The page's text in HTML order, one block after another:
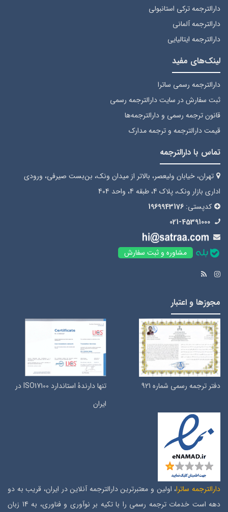
دارالترجمه ترکی استانبولی
دارالترجمه آلمانی
دارالترجمه ایتالیایی
لینک‌های مفید
دارالترجمه رسمی ساترا
ثبت سفارشدر سایت دارالترجمه رسمی
قانون ترجمه رسمی و دارالترجمه‌ها
قیمت دارالترجمه و ترجمه مدارک
تماس با دارالترجمه
تهران، خیابان ولیعصر، بالاتر از میدان ونک، بن‌بست صیرفی، ورودی
اداری بازار ونک، پلاک 4، طبقه 4، واحد 404
کدپستی: 1969943176
021-45391000
مشاوره و ثبت سفارش
مجوزها و اعتبار
دفتر ترجمه رسمی شماره 921
تنها دارندۀ استاندارد ISO17100 در
ایران
دارالترجمه ساترا، اولین و معتبرترین دارالترجمه آنلاین در ایران، قریب به دو
دهه است خدمات ترجمه رسمی را با تکیه بر نوآوری و فناوری، به 14 زبان